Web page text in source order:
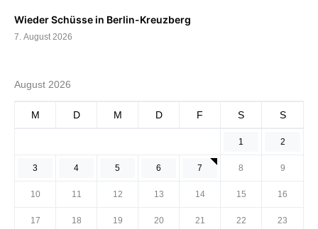
Wieder Schüsse in Berlin-Kreuzberg
7. August 2026
August 2026
M D M D F S S
1 2
3 4 5 6 7 8 9
10 11 12 13 14 15 16
17 18 19 20 21 22 23